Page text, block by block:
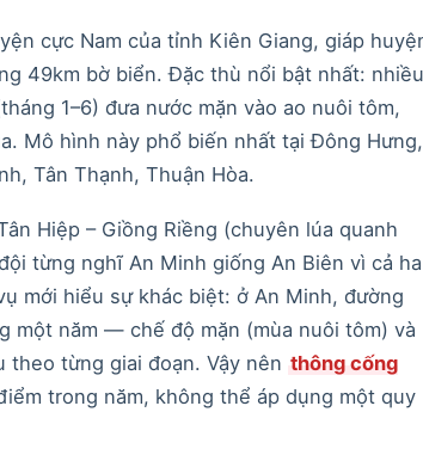
cực Nam của tỉnh Kiên Giang, giáp
49km bờ biển. Đặc thù nổi bật nhất: nhiều
1–6) đưa nước mặn vào ao nuôi tôm,
Mô hình này phổ biến nhất tại Đông Hưng,
Tân Thạnh, Thuận Hòa.
Hiệp – Giồng Riềng (chuyên lúa quanh
từng nghĩ An Minh giống An Biên vì cả
mới hiểu sự khác biệt: ở An Minh, đường
một năm — chế độ mặn (mùa nuôi tôm) và
từng giai đoạn. Vậy nên thông cống
trong năm, không thể áp dụng một quy